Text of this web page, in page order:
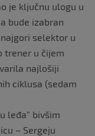
je ključnu ulogu u
bude izabran
selektor u
trener u čijem
najlošiji
ciklusa (sedam
leđa” bivšim
– Sergeju